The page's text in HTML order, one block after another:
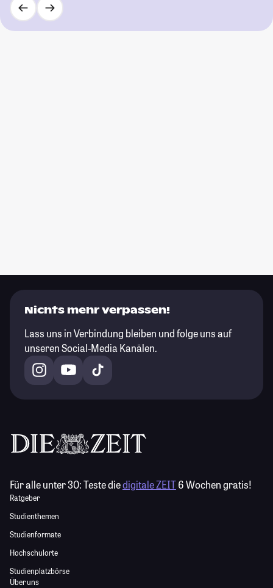
Nichts mehr verpassen!
Lass uns in Verbindung bleiben und folge uns auf
unseren Social-Media Kanälen.
Für alle unter 30:Teste diedigitale ZEIT6 Wochen gratis!
Ratgeber
Studienthemen
Studienformate
Hochschulorte
Studienplatzbörse
Über uns